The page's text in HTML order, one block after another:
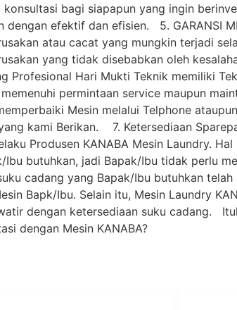
bagi siapapun yang ingin
efektif dan efisien. 5. GARANSI
atau cacat yang mungkin terjadi
yang tidak disebabkan oleh
Hari Mukti Teknik memiliki
permintaan service maupun
Mesin melalui Telphone
kami Berikan. 7. Ketersediaan
Produsen KANABA Mesin Laundry.
butuhkan, jadi Bapak/Ibu tidak perlu
cadang yang Bapak/Ibu butuhkan
Bapk/Ibu. Selain itu, Mesin Laundry
dengan ketersediaan suku cadang.
dengan Mesin KANABA?